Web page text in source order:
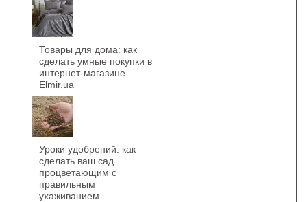
Товары для дома: как
сделать умные покупки в
интернет-магазине
Elmir.ua
Уроки удобрений: как
сделать ваш сад
процветающим с
правильным
ухаживанием